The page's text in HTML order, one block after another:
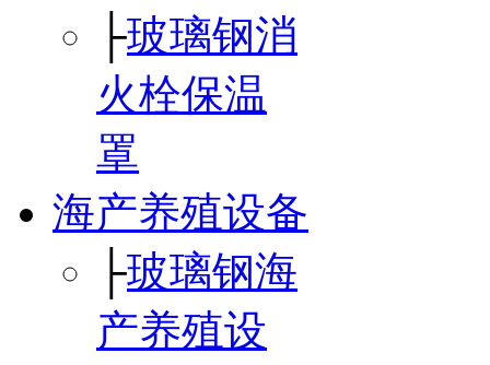
├玻璃钢消
火栓保温
罩
海产养殖设备
├玻璃钢海
产养殖设